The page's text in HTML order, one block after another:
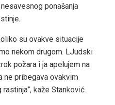
ponašanja
su ovakve situacije
nekom drugom. LJudski
požara i ja apelujem na
ne pribegava ovakvim
kaže Stanković.